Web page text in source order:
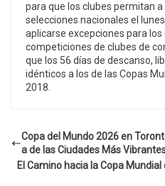
para que los clubes permitan
selecciones nacionales el
aplicarse excepciones para
competiciones de clubes de
que los 56 días de descanso,
idénticos a los de las Copas
2018.
Copa del Mundo 2026 en
a de las Ciudades Más
El Camino hacia la Copa Mundial